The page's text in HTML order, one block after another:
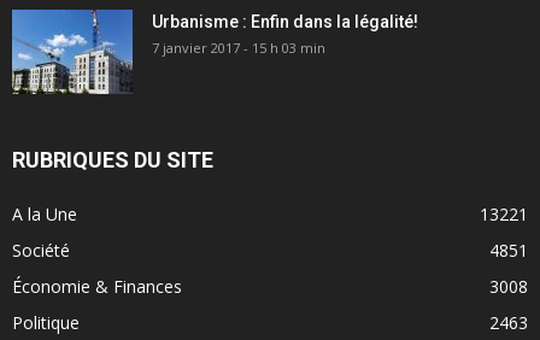
Urbanisme : Enfin dans la légalité!
7 janvier 2017 - 15 h 03 min
RUBRIQUES DU SITE
A la Une
13221
Société
4851
Économie & Finances
3008
Politique
2463